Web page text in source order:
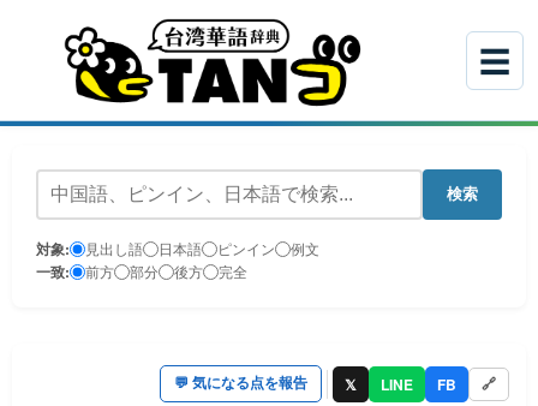
☰
検索
対象: 見出し語 日本語 ピンイン 例文
一致: 前方 部分 後方 完全
💬 気になる点を報告 𝕏 LINE FB 🔗